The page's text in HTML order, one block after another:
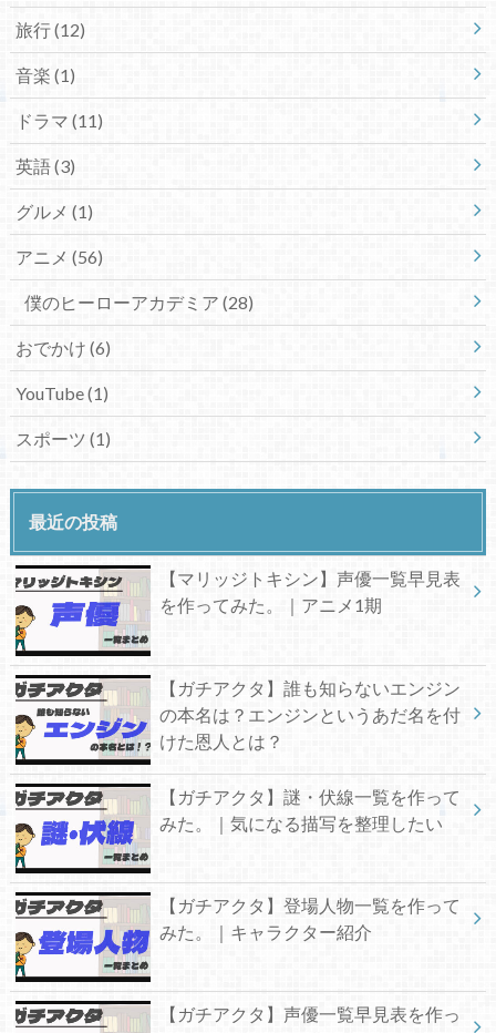
旅行(12)
音楽 (1)
ドラマ (11)
英語(3)
グルメ (1)
アニメ (56)
僕のヒーローアカデミア (28)
おでかけ (6)
YouTube(1)
スポーツ (1)
最近の投稿
【マリッジトキシン】声優一覧早見表
を作ってみた。｜アニメ1期
【ガチアクタ】誰も知らないエンジン
の本名は？エンジンというあだ名を付
けた恩人とは？
【ガチアクタ】謎・伏線一覧を作って
みた。｜気になる描写を整理したい
【ガチアクタ】登場人物一覧を作って
みた。｜キャラクター紹介
【ガチアクタ】声優一覧早見表を作っ